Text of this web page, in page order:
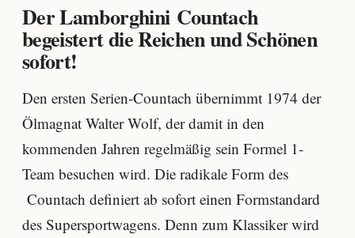
Der Lamborghini Countach
begeistert die Reichen und Schönen
sofort!
Den ersten Serien-Countach übernimmt 1974 der
Ölmagnat Walter Wolf, der damit in den
kommenden Jahren regelmäßig sein Formel 1-
Team besuchen wird. Die radikale Form des
Countach definiert ab sofort einen Formstandard
des Supersportwagens. Denn zum Klassiker wird